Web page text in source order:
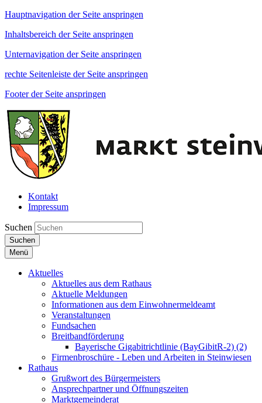
Hauptnavigation der Seite anspringen
Inhaltsbereich der Seite anspringen
Unternavigation der Seite anspringen
rechte Seitenleiste der Seite anspringen
Footer der Seite anspringen
Kontakt
Impressum
Suchen
Suchen
Menü
Aktuelles
Aktuelles aus dem Rathaus
Aktuelle Meldungen
Informationen aus dem Einwohnermeldeamt
Veranstaltungen
Fundsachen
Breitbandförderung
Bayerische Gigabitrichtlinie (BayGibitR-2) (2)
Firmenbroschüre - Leben und Arbeiten in Steinwiesen
Rathaus
Grußwort des Bürgermeisters
Ansprechpartner und Öffnungszeiten
Marktgemeinderat